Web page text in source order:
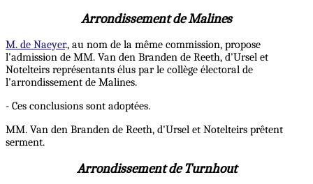
Arrondissement de Malines
M. de Naeyer., au nom de la même commission, propose
l'admission de MM. Van den Branden de Reeth, d'Ursel et
Notelteirs représentants élus par le collège électoral de
l'arrondissement de Malines.
- Ces conclusions sont adoptées.
MM. Van den Branden de Reeth, d'Ursel et Notelteirs prêtent
serment.
Arrondissement de Turnhout